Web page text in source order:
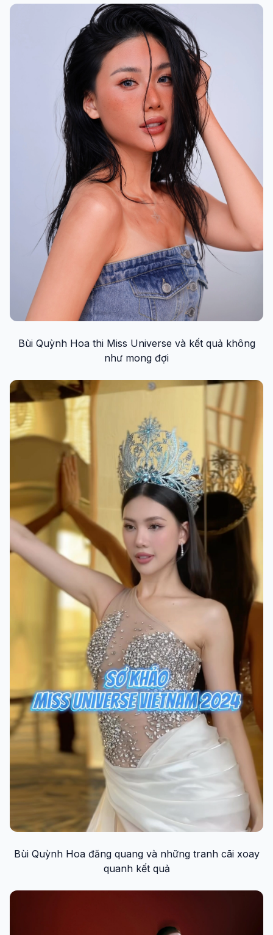
Bùi Quỳnh Hoa thi Miss Universe và kết quả không
như mong đợi
Bùi Quỳnh Hoa đăng quang và những tranh cãi xoay
quanh kết quả